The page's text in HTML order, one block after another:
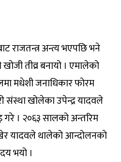
राजतन्त्र अन्त्य भएपछि भने
तीव्र बनायो । एमालेको
मधेशी जनाधिकार फोरम
खोलेका उपेन्द्र यादवले
। २०६३ सालको अन्तरिम
यादवले थालेको आन्दोलनको
भयो ।